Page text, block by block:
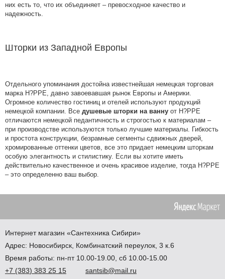
них есть то, что их объединяет – превосходное качество и
надежность.
Шторки из Западной Европы
Отдельного упоминания достойна известнейшая немецкая торговая
марка H?PPE, давно завоевавшая рынок Европы и Америки.
Огромное количество гостиниц и отелей используют продукций
немецкой компании. Все душевые шторки на ванну от H?PPE
отличаются немецкой педантичность и строгостью к материалам –
при производстве используются только лучшие материалы. Гибкость
и простота конструкции, безрамные сегменты сдвижных дверей,
хромированные оттенки цветов, все это придает немецким шторкам
особую элегантность и стилистику. Если вы хотите иметь
действительно качественное и очень красивое изделие, тогда H?PPE
– это определенно ваш выбор.
Интернет магазин «Сантехника Сибири»
Адрес: Новосибирск Комбинатский переулок, 3 к.6
Время работы: пн-пт 10.00-19.00, сб 10.00-15.00
+7 (383) 383 25 15 santsib@mail.ru